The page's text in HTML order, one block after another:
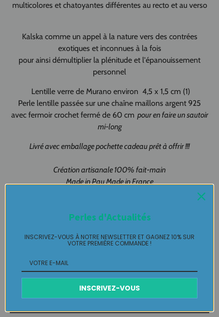
multicolores et chatoyantes différentes au recto et au verso
Kalska comme un appel à la nature vers des contrées
exotiques et inconnues à la fois
pour ainsi démultiplier la plénitude et l'épanouissement
personnel
Lentille verre de Murano environ 4,5 x 1,5 cm (1)
Perle lentille passée sur une chaîne maillons argent 925
avec fermoir crochet fermé de 60 cm pour en faire un sautoir
mi-long
Livré avec emballage pochette cadeau prêt à offrir !!!
Création artisanale 100% fait-main
Made in Pau Made in France
jamais vu, jamais porté que par celle qui l'adopte et s'en pare
Livraison
Perles d'Actualités
INSCRIVEZ-VOUS À NOTRE NEWSLETTER ET GAGNEZ 10% SUR
VOTRE PREMIÈRE COMMANDE !
INSCRIVEZ-VOUS